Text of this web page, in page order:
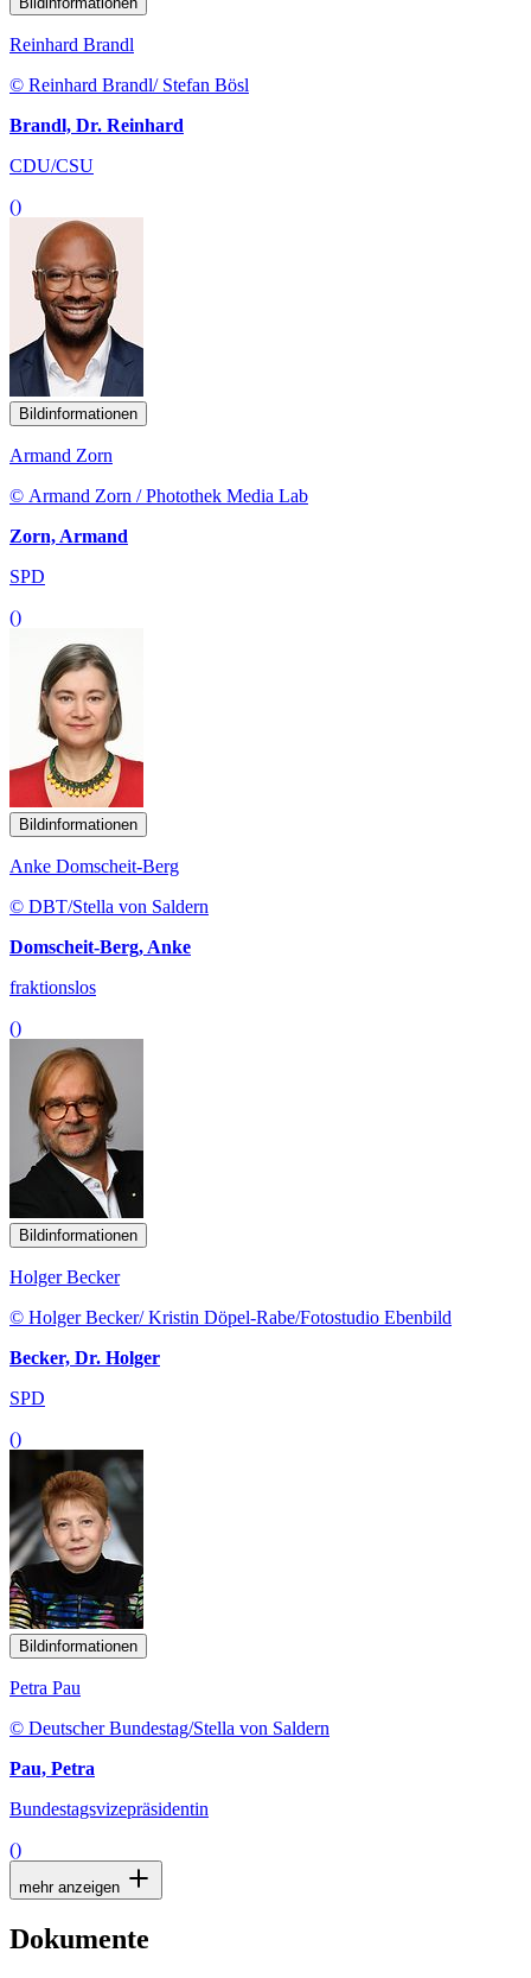
Reinhard Brandl
© Reinhard Brandl/ Stefan Bösl
Brandl, Dr. Reinhard
CDU/CSU
()
Bildinformationen
Armand Zorn
© Armand Zorn / Photothek Media Lab
Zorn, Armand
SPD
()
Bildinformationen
Anke Domscheit-Berg
© DBT/Stella von Saldern
Domscheit-Berg, Anke
fraktionslos
()
Bildinformationen
Holger Becker
© Holger Becker/ Kristin Döpel-Rabe/Fotostudio Ebenbild
Becker, Dr. Holger
SPD
()
Bildinformationen
Petra Pau
© Deutscher Bundestag/Stella von Saldern
Pau, Petra
Bundestagsvizepräsidentin
()
mehr anzeigen
Dokumente